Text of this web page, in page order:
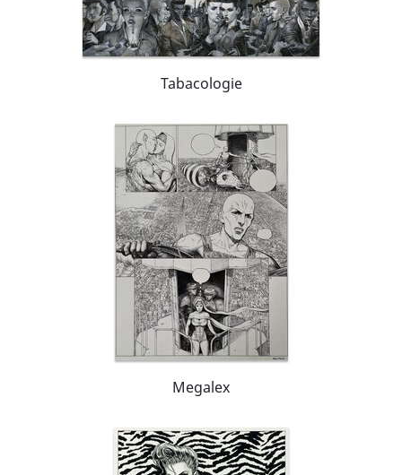
Tabacologie
Megalex